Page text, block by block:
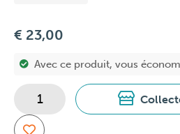
€ 23,00
Avec ce produit, vous